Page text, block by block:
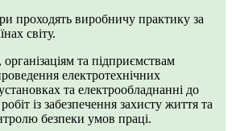
проходять виробничу практику за
світу.
та підприємствам
електротехнічних
та електрообладнанні до
із забезпечення захисту життя та
безпеки умов праці.